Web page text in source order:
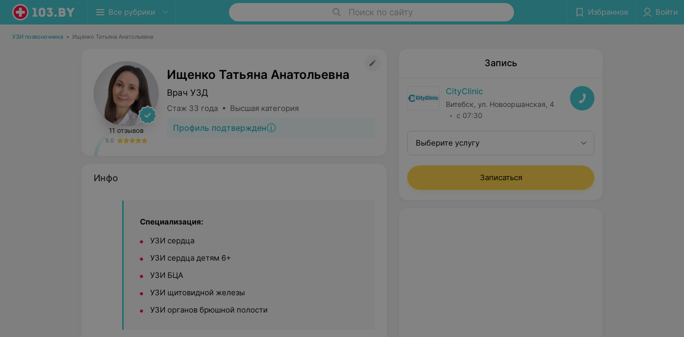
Все рубрики Поиск по сайту Избранное Войти
УЗИ позвоночника • Ищенко Татьяна Анатольевна
11 отзывов
5.0
Ищенко Татьяна Анатольевна
Врач УЗД
Стаж 33 года • Высшая категория
Профиль подтвержден
Инфо
Специализация:
УЗИ сердца
УЗИ сердца детям 6+
УЗИ БЦА
УЗИ щитовидной железы
УЗИ органов брюшной полости
Запись
CityClinic
Витебск, ул. Новооршанская, 4
с 07:30
Выберите услугу
Записаться